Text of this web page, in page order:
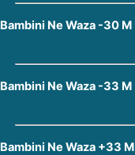
Bambini Ne Waza -30 M
Bambini Ne Waza -33 M
Bambini Ne Waza +33 M